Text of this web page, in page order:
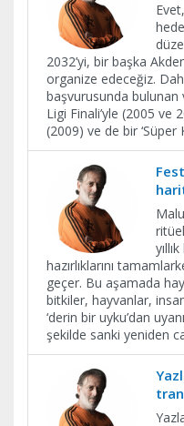
2032’yi, bir başka
organize edeceğiz.
başvurusunda
Ligi Finali’yle (2005 ve
(2009) ve de bir ‘Süper
hazırlıklarını
geçer. Bu aşamada
bitkiler, hayvanlar,
‘derin bir uyku’dan
şekilde sanki yeniden